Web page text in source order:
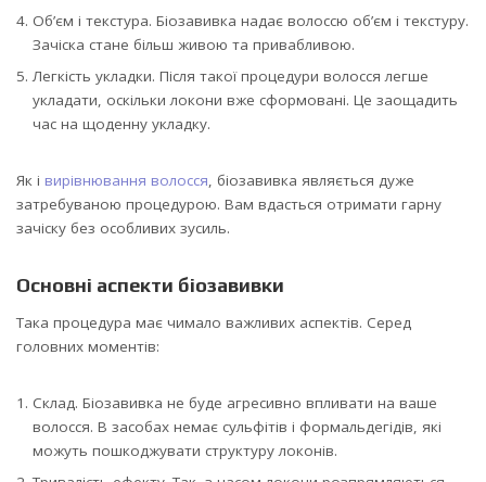
Об’єм і текстура. Біозавивка надає волоссю об’єм і текстуру.
Зачіска стане більш живою та привабливою.
Легкість укладки. Після такої процедури волосся легше
укладати, оскільки локони вже сформовані. Це заощадить
час на щоденну укладку.
Як і вирівнювання волосся , біозавивка являється дуже
затребуваною процедурою. Вам вдасться отримати гарну
зачіску без особливих зусиль.
Основні аспекти біозавивки
Така процедура має чимало важливих аспектів. Серед
головних моментів:
Склад. Біозавивка не буде агресивно впливати на ваше
волосся. В засобах немає сульфітів і формальдегідів, які
можуть пошкоджувати структуру локонів.